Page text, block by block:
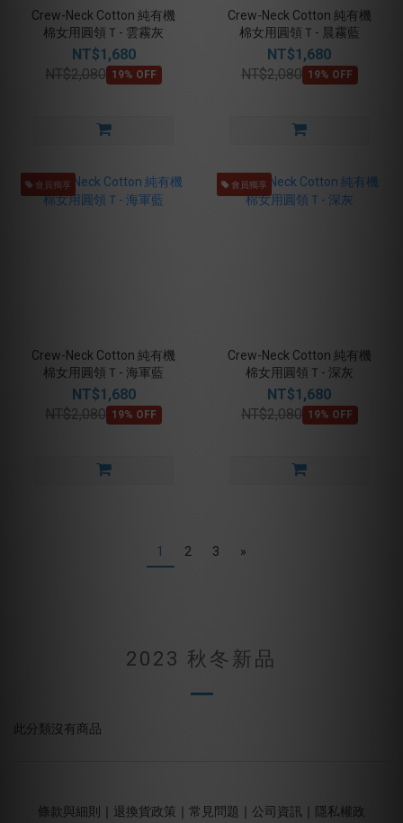
Crew-Neck Cotton 純有機
棉女用圓領Ｔ- 雲霧灰
NT$1,680
NT$2,080 19% OFF
Crew-Neck Cotton 純有機
棉女用圓領Ｔ- 晨霧藍
NT$1,680
NT$2,080 19% OFF
會員獨享
Crew-Neck Cotton 純有機
棉女用圓領Ｔ- 海軍藍
NT$1,680
NT$2,080 19% OFF
會員獨享
Crew-Neck Cotton 純有機
棉女用圓領Ｔ- 深灰
NT$1,680
NT$2,080 19% OFF
1 2 3 »
2023 秋冬新品
此分類沒有商品
條款與細則 退換貨政策 常見問題 公司資訊 隱私權政